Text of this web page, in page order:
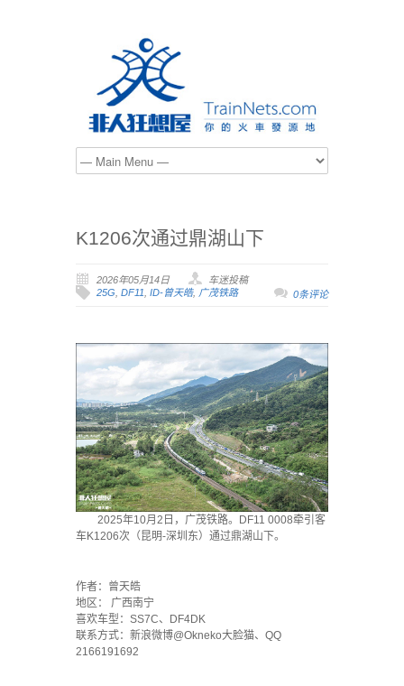
K1206次通过鼎湖山下
2026年05月14日
车迷投稿
25G, DF11, ID-曾天皓, 广茂铁路 0条评论
2025年10月2日，广茂铁路。DF11 0008牵引客
车K1206次（昆明-深圳东）通过鼎湖山下。
作者：曾天皓
地区： 广西南宁
喜欢车型：SS7C、DF4DK
联系方式：新浪微博@Okneko大脸猫、QQ
2166191692